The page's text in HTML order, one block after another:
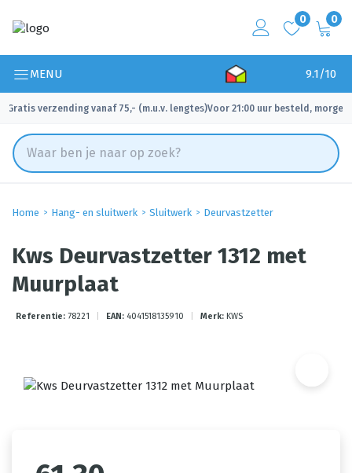
0 0
MENU 9.1/10
Gratis verzending vanaf 75,- (m.u.v. lengtes)
✓ Voor 21:00 uur besteld, morgen
Home Hang- en sluitwerk Sluitwerk Deurvastzetter
Kws Deurvastzetter 1312 met
Muurplaat
Referentie: 78221 EAN: 4041518135910 Merk: KWS